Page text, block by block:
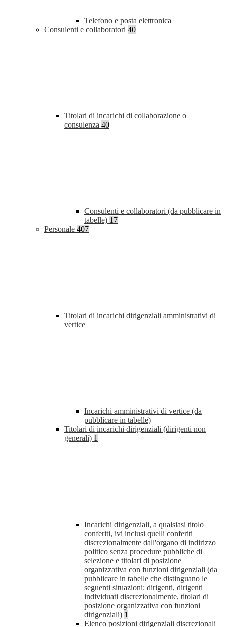
Telefono e posta elettronica
Consulenti e collaboratori 40
Titolari di incarichi di collaborazione o
consulenza 40
Consulenti e collaboratori (da pubblicare in
tabelle) 17
Personale 407
Titolari di incarichi dirigenziali amministrativi di
vertice
Incarichi amministrativi di vertice (da
pubblicare in tabelle)
Titolari di incarichi dirigenziali (dirigenti non
generali) 1
Incarichi dirigenziali, a qualsiasi titolo
conferiti, ivi inclusi quelli conferiti
discrezionalmente dall'organo di indirizzo
politico senza procedure pubbliche di
selezione e titolari di posizione
organizzativa con funzioni dirigenziali (da
pubblicare in tabelle che distinguano le
seguenti situazioni: dirigenti, dirigenti
individuati discrezionalmente, titolari di
posizione organizzativa con funzioni
dirigenziali) 1
Elenco posizioni dirigenziali discrezionali